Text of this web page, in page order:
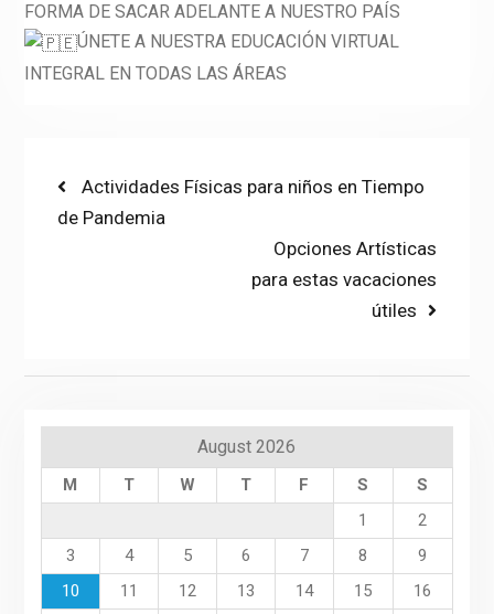
FORMA DE SACAR ADELANTE A NUESTRO PAÍS
ÚNETE A NUESTRA EDUCACIÓN VIRTUAL
INTEGRAL EN TODAS LAS ÁREAS
Post
navigation
Previous
post:
Actividades Físicas para niños en Tiempo
de Pandemia
Next
post:
Opciones Artísticas
para estas vacaciones
útiles
August 2026
M T W T F S
S
1
2
3
4 5 6 7 8
9
10
11 12 13 14 15
16